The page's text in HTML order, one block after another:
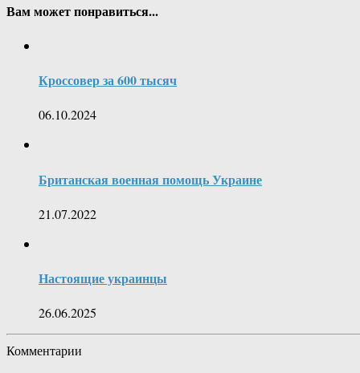
Вам может понравиться...
Кроссовер за 600 тысяч
06.10.2024
Британская военная помощь Украине
21.07.2022
Настоящие украинцы
26.06.2025
Комментарии